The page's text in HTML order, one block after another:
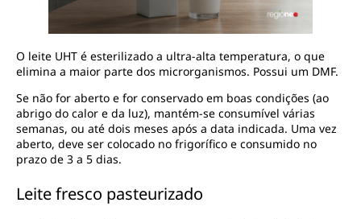
O leite UHT é esterilizado a ultra-alta temperatura, o que
elimina a maior parte dos microrganismos. Possui um DMF.
Se não for aberto e for conservado em boas condições (ao
abrigo do calor e da luz), mantém-se consumível várias
semanas, ou até dois meses após a data indicada. Uma vez
aberto, deve ser colocado no frigorífico e consumido no
prazo de 3 a 5 dias.
Leite fresco pasteurizado